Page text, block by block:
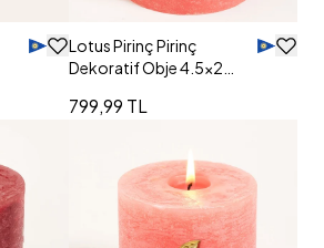
Lotus Pirinç Pirinç
Dekoratif Obje 4.5x2
799,99 TL